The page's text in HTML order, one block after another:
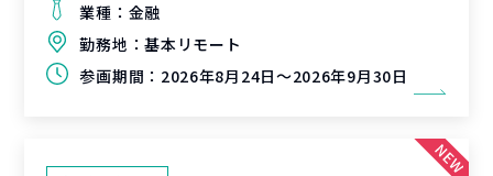
業種： 金融
勤務地：基本リモート
参画期間： 2026年8月24日～2026年9月30日